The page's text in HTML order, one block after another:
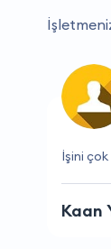
Her
Elvan